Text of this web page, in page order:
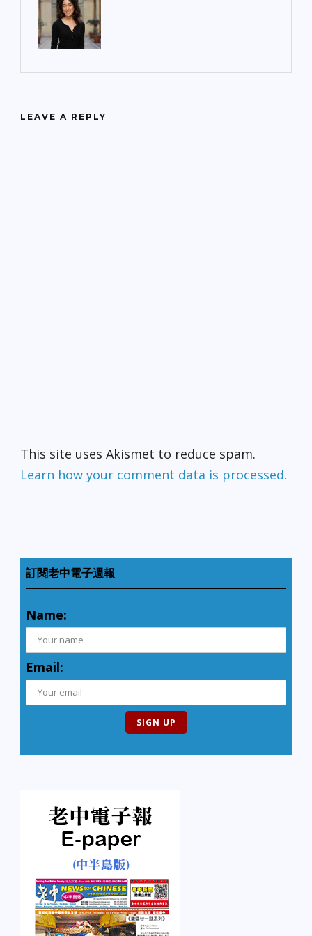
LEAVE A REPLY
This site uses Akismet to reduce spam.
Learn how your comment data is processed.
訂閱老中電子週報
Name:
Email: